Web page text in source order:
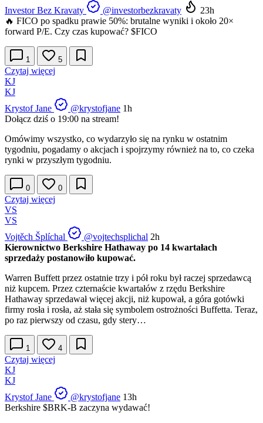
Investor Bez Kravaty
@investorbezkravaty
23h
🔥 FICO po spadku prawie 50%: brutalne wyniki i około 20×
forward P/E. Czy czas kupować? $FICO
1 5
Czytaj więcej
KJ
KJ
Krystof Jane
@krystofjane 1h
Dołącz dziś o 19:00 na stream!
Omówimy wszystko, co wydarzyło się na rynku w ostatnim
tygodniu, pogadamy o akcjach i spojrzymy również na to, co czeka
rynki w przyszłym tygodniu.
0 0
Czytaj więcej
VS
VS
Vojtěch Šplíchal
@vojtechsplichal 2h
Kierownictwo Berkshire Hathaway po 14 kwartałach
sprzedaży postanowiło kupować.
Warren Buffett przez ostatnie trzy i pół roku był raczej sprzedawcą
niż kupcem. Przez czternaście kwartałów z rzędu Berkshire
Hathaway sprzedawał więcej akcji, niż kupował, a góra gotówki
firmy rosła i rosła, aż stała się symbolem ostrożności Buffetta. Teraz,
po raz pierwszy od czasu, gdy stery…
1 4
Czytaj więcej
KJ
KJ
Krystof Jane
@krystofjane 13h
Berkshire $BRK-B zaczyna wydawać!